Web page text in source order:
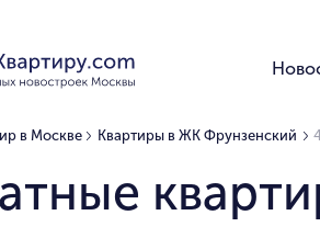
в Москве Квартиры в ЖК Фрунзенский